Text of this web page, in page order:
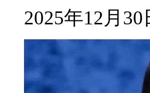
2025年12月30